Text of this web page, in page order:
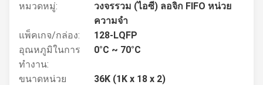
หมวดหมู่:
วงจรรวม (ไอซี) ลอจิก FIFO หน่วย
ความจำ
แพ็คเกจ/กล่อง:
128-LQFP
อุณหภูมิในการ
ทำงาน:
0°C ~ 70°C
ขนาดหน่วย
36K (1K x 18 x 2)